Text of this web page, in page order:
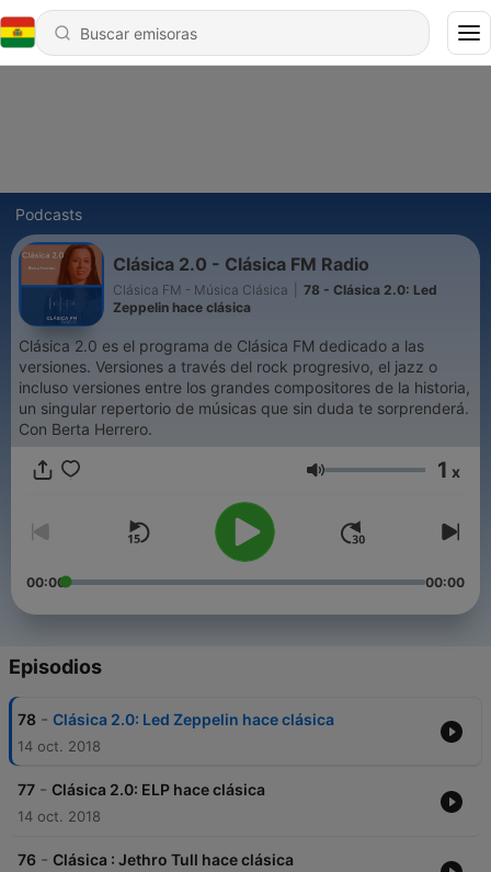
Podcasts
Clásica 2.0 - Clásica FM Radio
Clásica FM - Música Clásica
78 - Clásica 2.0: Led
Zeppelin hace clásica
Clásica 2.0 es el programa de Clásica FM dedicado a las
versiones. Versiones a través del rock progresivo, el jazz o
incluso versiones entre los grandes compositores de la historia,
un singular repertorio de músicas que sin duda te sorprenderá.
Con Berta Herrero.
Volumen 1 x
00:00 00:00
Episodios
78 - Clásica 2.0: Led Zeppelin hace clásica
14 oct. 2018
77 - Clásica 2.0: ELP hace clásica
14 oct. 2018
76 - Clásica : Jethro Tull hace clásica